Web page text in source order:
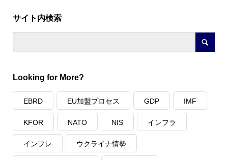
サイト内検索
Looking for More?
EBRD EU加盟プロセス GDP IMF
KFOR NATO NIS インフラ
インフレ ウクライナ情勢